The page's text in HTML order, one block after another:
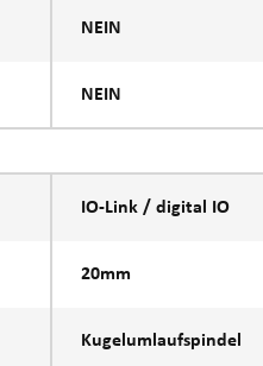
NEIN
NEIN
IO-Link / digital IO
20mm
Kugelumlaufspindel